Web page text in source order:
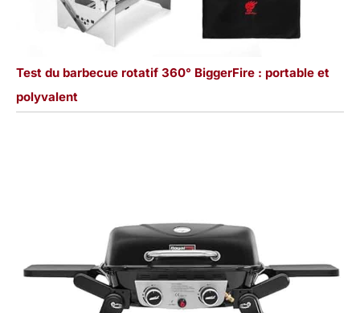
Test du barbecue rotatif 360° BiggerFire : portable et
polyvalent